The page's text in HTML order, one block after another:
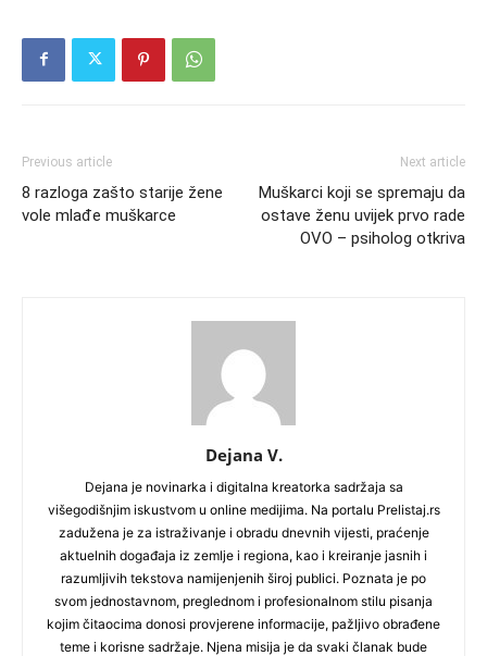
Previous article
8 razloga zašto starije žene
vole mlađe muškarce
Next article
Muškarci koji se spremaju da
ostave ženu uvijek prvo rade
OVO – psiholog otkriva
Dejana V.
Dejana je novinarka i digitalna kreatorka sadržaja sa
višegodišnjim iskustvom u online medijima. Na portalu Prelistaj.rs
zadužena je za istraživanje i obradu dnevnih vijesti, praćenje
aktuelnih događaja iz zemlje i regiona, kao i kreiranje jasnih i
razumljivih tekstova namijenjenih široj publici. Poznata je po
svom jednostavnom, preglednom i profesionalnom stilu pisanja
kojim čitaocima donosi provjerene informacije, pažljivo obrađene
teme i korisne sadržaje. Njena misija je da svaki članak bude